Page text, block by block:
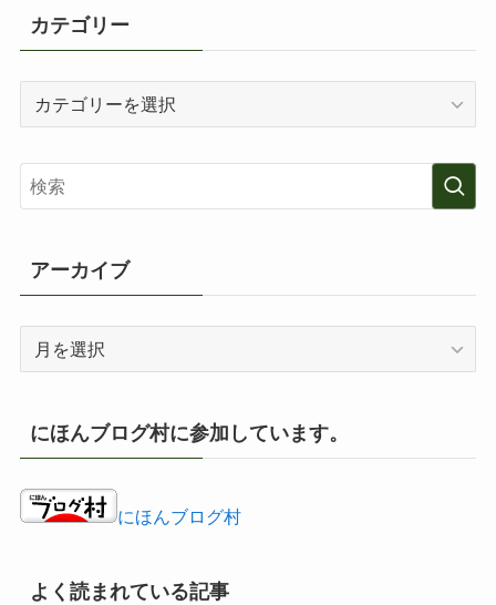
カテゴリー
リ
ー
アーカイブ
イ
ブ
にほんブログ村に参加しています。
にほんブログ村
よく読まれている記事